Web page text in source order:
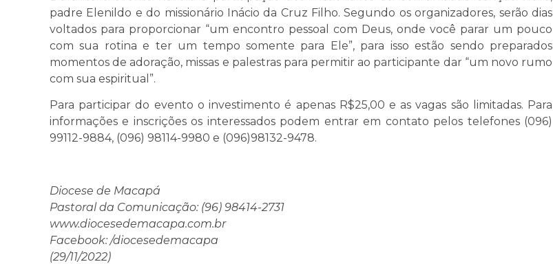
padre Elenildo e do missionário Inácio da Cruz Filho. Segundo os organizadores, serão dias
voltados para proporcionar “um encontro pessoal com Deus, onde você parar um pouco
com sua rotina e ter um tempo somente para Ele”, para isso estão sendo preparados
momentos de adoração, missas e palestras para permitir ao participante dar “um novo rumo
com sua espiritual”.
Para participar do evento o investimento é apenas R$25,00 e as vagas são limitadas. Para
informações e inscrições os interessados podem entrar em contato pelos telefones (096)
99112-9884, (096) 98114-9980 e (096)98132-9478.
Diocese de Macapá
Pastoral da Comunicação: (96) 98414-2731
www.diocesedemacapa.com.br
Facebook: /diocesedemacapa
(29/11/2022)